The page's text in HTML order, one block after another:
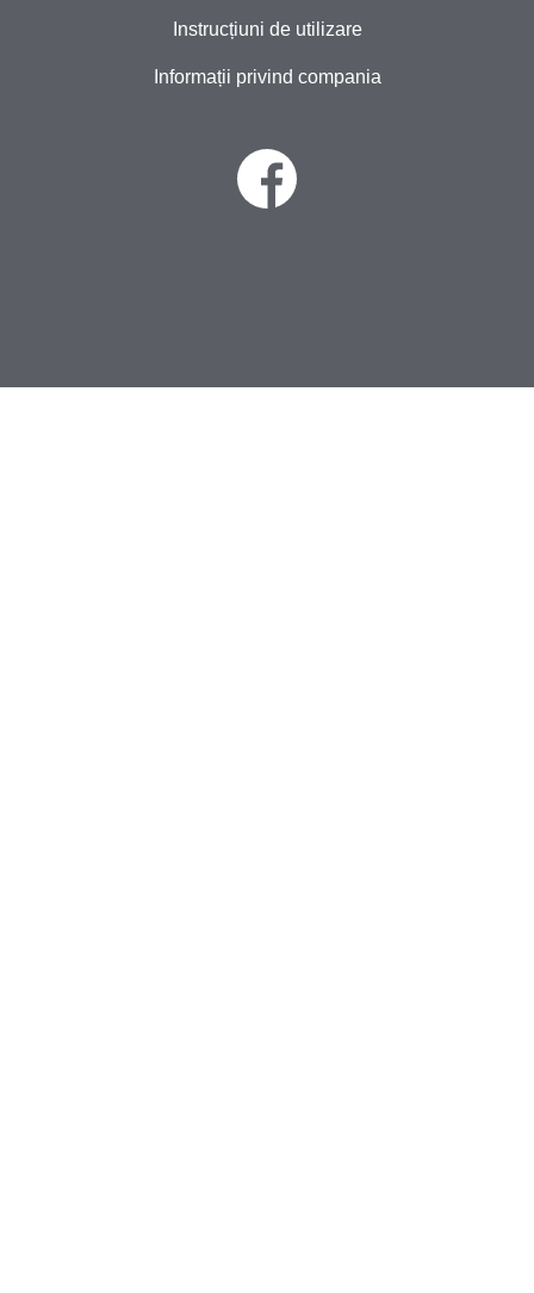
Instrucțiuni de utilizare
Informații privind compania